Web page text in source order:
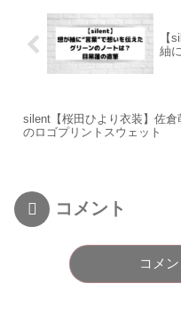
【
紬
silent【桜田ひより衣装】佐倉
のロゴプリントスウェット
コメント
コメ